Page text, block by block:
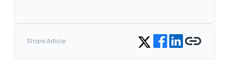
Share Article Share on Twitter
Share on Facebook
Share on LinkedIn
Copy link